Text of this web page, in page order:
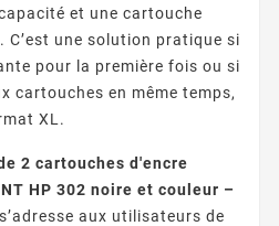
et une cartouche
une solution pratique si
pour la première fois ou si
cartouches en même temps,
XL.
2 cartouches d'encre
HP 302 noire et couleur –
s’adresse aux utilisateurs de